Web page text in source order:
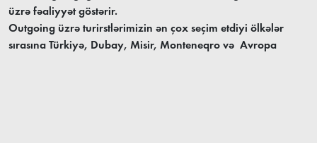
üzrə fəaliyyət göstərir.
Outgoing üzrə turirstlərimizin ən çox seçim etdiyi ölkələr
sırasına Türkiyə, Dubay, Misir, Monteneqro və Avropa